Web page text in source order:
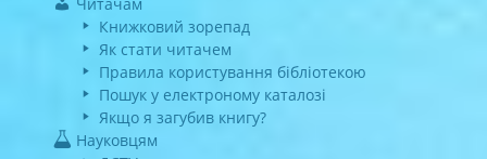
Книжковий зорепад
Як стати читачем
Правила користування бібліотекою
Пошук у електроному каталозі
Якщо я загубив книгу?
Науковцям